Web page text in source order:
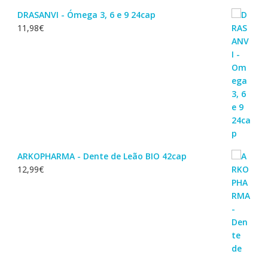
DRASANVI - Ómega 3, 6 e 9 24cap
11,98€
ARKOPHARMA - Dente de Leão BIO 42cap
12,99€